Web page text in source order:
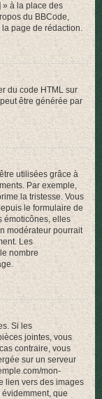
» à la place des
du BBCode,
page de rédaction.
du code HTML sur
être générée par
utilisées grâce à
Par exemple,
la tristesse. Vous
le formulaire de
émoticônes, elles
modérateur pourrait
Les
nombre
Si les
jointes, vous
contraire, vous
sur un serveur
mon-
lien vers des images
que